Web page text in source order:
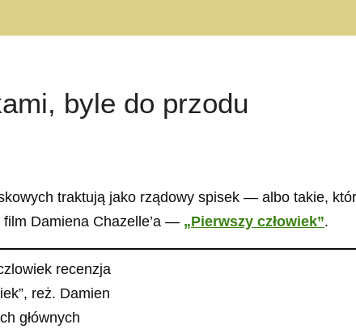
byle do przodu
traktują jako rządowy spisek — albo takie,
film Damiena Chazelle’a — „Pierwszy człowiek”.
reż. Damien
głównych